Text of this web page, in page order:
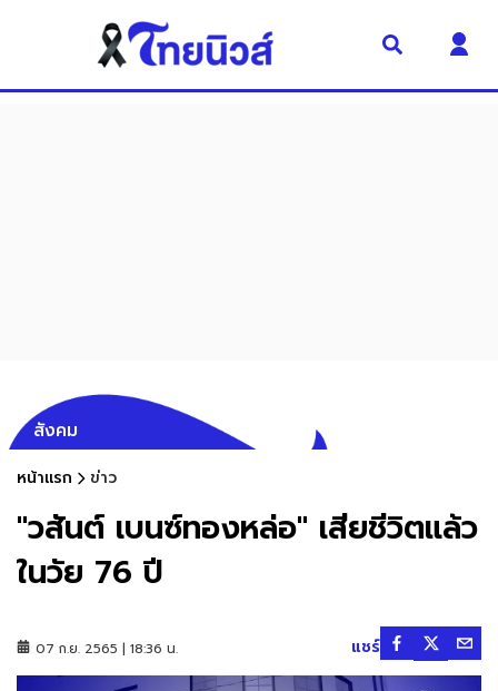
สังคม
หน้าแรก ข่าว
"วสันต์ เบนซ์ทองหล่อ" เสียชีวิตแล้ว
ในวัย 76 ปี
07 ก.ย. 2565 | 18:36 น. แชร์